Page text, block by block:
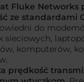
Fluke Networks
ze standardami
do
sieciowych,
komputerów,
prędkość